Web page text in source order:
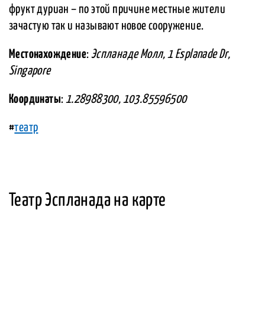
фрукт дуриан – по этой причине местные жители
зачастую так и называют новое сооружение.
Местонахождение: Эспланаде Молл, 1 Esplanade Dr,
Singapore
Координаты: 1.28988300, 103.85596500
#театр
Театр Эспланада на карте